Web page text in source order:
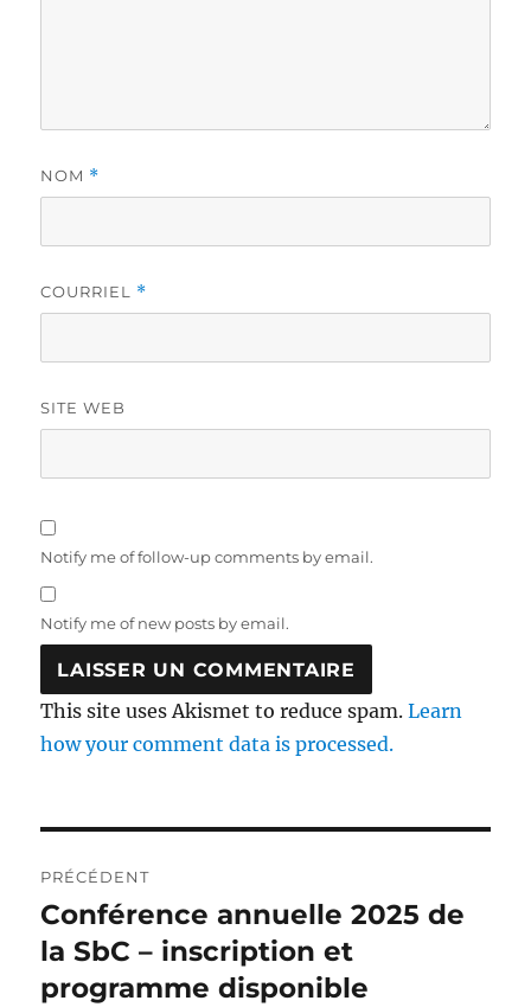
NOM *
COURRIEL *
SITE WEB
Notify me of follow-up comments by email.
Notify me of new posts by email.
This site uses Akismet to reduce spam.Learn
how your comment data is processed.
de
l'article
PRÉCÉDENT
Article
précédent :
Conférence annuelle 2025 de
la SbC – inscription et
programme disponible